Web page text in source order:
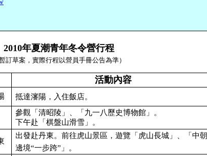
2010年夏潮青年冬令營行程
暫訂草案，實際行程以營員手冊公告為準）
活動內容
抵達瀋陽，入住飯店。
參觀「清昭陵」、「九一八歷史博物館」。
下午赴「棋盤山滑雪」。
出發赴丹東。前往虎山景區，遊覽「虎山長城」、「中朝
邊境“一步跨”」。